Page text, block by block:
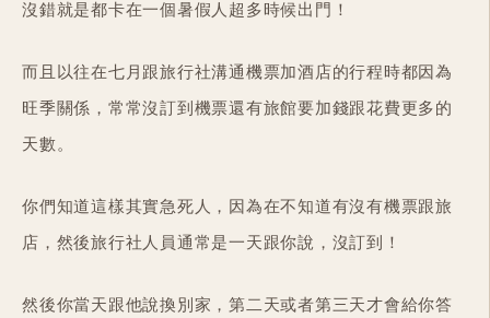
沒錯就是都卡在一個暑假人超多時候出門！
而且以往在七月跟旅行社溝通機票加酒店的行程時都因為
旺季關係，常常沒訂到機票還有旅館要加錢跟花費更多的
天數。
你們知道這樣其實急死人，因為在不知道有沒有機票跟旅
店，然後旅行社人員通常是一天跟你說，沒訂到！
然後你當天跟他說換別家，第二天或者第三天才會給你答